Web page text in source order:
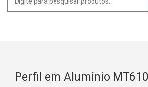
Perfil em Alumínio MT610